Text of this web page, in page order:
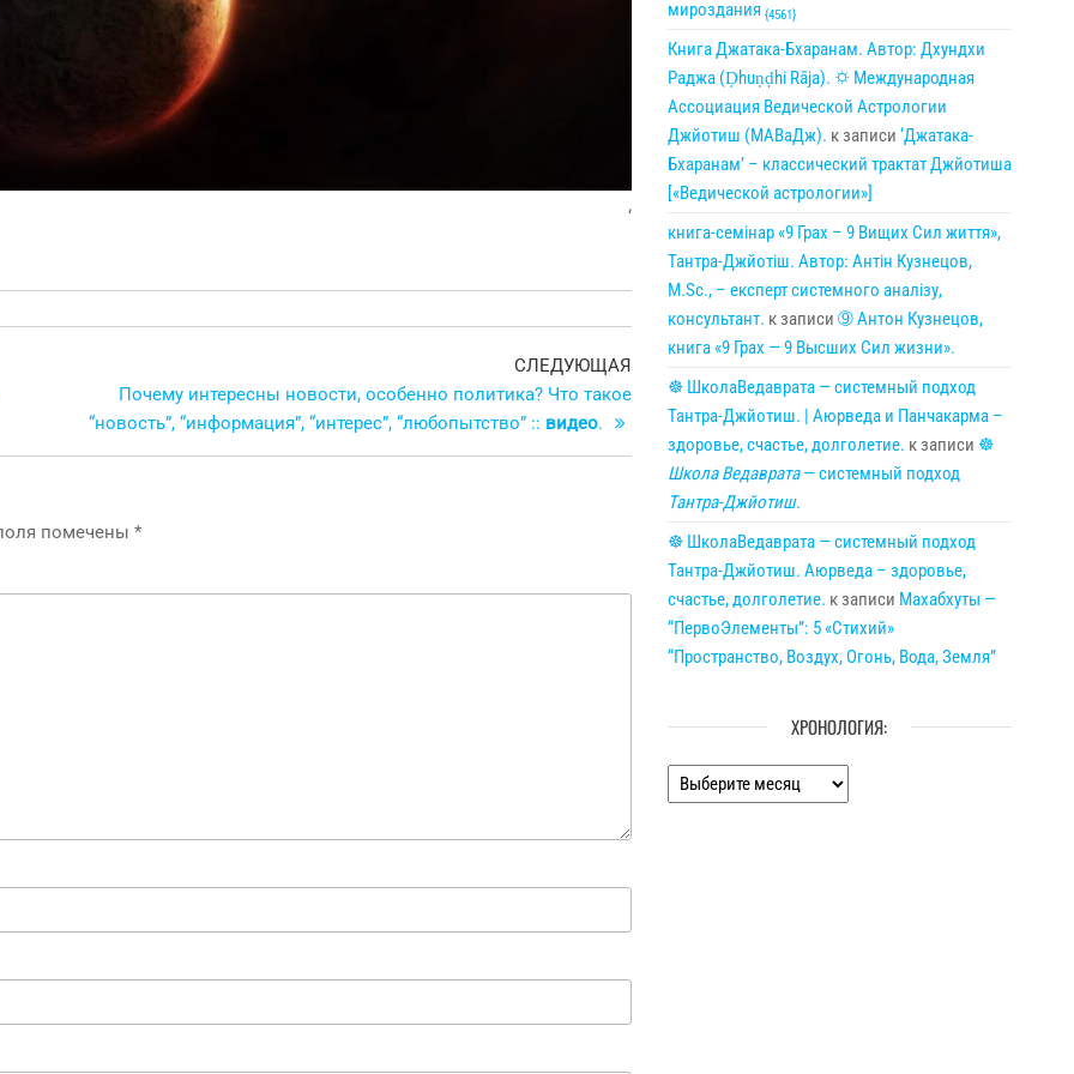
‘
Следующая
запись
СЛЕДУЮЩАЯ
Почему интересны новости, особенно политика? Что такое
“новость”, “информация”, “интерес”, “любопытство” :: видео.
помечены *
мироздания {4561}
Книга Джатака-Бхаранам. Автор: Дхундхи
Раджа (Ḍhuṇḍhi Rāja). 🌣 Международная
Ассоциация Ведической Астрологии
Джйотиш (МАВаДж). к записи ‘Джатака-
Бхаранам’ – классический трактат Джйотиша
[«Ведической астрологии»]
книга-семінар «9 Грах – 9 Вищих Сил життя»,
Тантра-Джйотіш. Автор: Антін Кузнецов,
M.Sc., – експерт системного аналізу,
консультант. к записи ➈ Антон Кузнецов,
книга «9 Грах — 9 Высших Сил жизни».
☸ ШколаВедаврата — системный подход
Тантра-Джйотиш. | Аюрведа и Панчакарма –
здоровье, счастье, долголетие. к записи ☸
Школа Ведаврата— системный подход
Тантра-Джйотиш.
☸ ШколаВедаврата — системный подход
Тантра-Джйотиш. Аюрведа – здоровье,
счастье, долголетие. к записи Махабхуты —
“ПервоЭлементы”: 5 «Стихий»
“Пространство, Воздух, Огонь, Вода, Земля”
ХРОНОЛОГИЯ:
Хронология: